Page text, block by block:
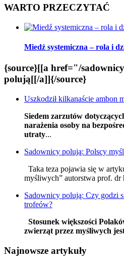
WARTO PRZECZYTAĆ
Miedź systemiczna – rola i
{source}[[a href="/
polują[[/a]]{/source}
Uszkodził kilkanaście ambon
Siedem zarzutów
narażenia osoby na
utraty...
Sadownicy polują: Polscy
Taka teza pojawia się w
myśliwych” autorstwa prof. dr
Sadownicy polują: Czy godzi
trofeów?
Stosunek większości
zwierząt przez myśliwych
Najnowsze artykuły